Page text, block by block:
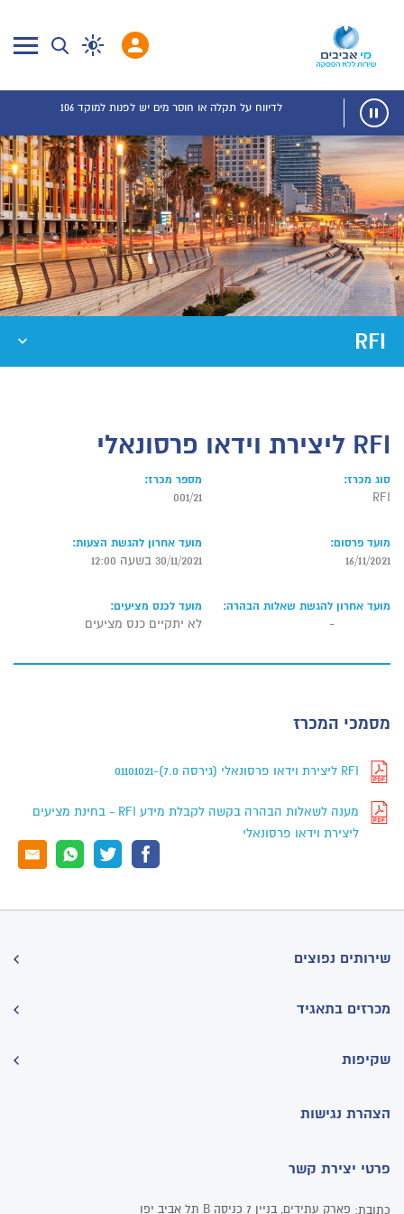
לדיווח על תקלה או חוסר מים יש לפנות למוקד 106
RFI
RFI ליצירת וידאו פרסונאלי
סוג מכרז:
RFI
מספר מכרז:
001/21
מועד פרסום:
16/11/2021
מועד אחרון להגשת הצעות:
30/11/2021 בשעה 12:00
מועד אחרון להגשת שאלות הבהרה:
-
מועד לכנס מציעים:
לא יתקיים כנס מציעים
מסמכי המכרז
RFI ליצירת וידאו פרסונאלי (גירסה 7.0)-01101021
מענה לשאלות הבהרה בקשה לקבלת מידע RFI - בחינת מציעים
ליצירת וידאו פרסונאלי
שירותים נפוצים
מכרזים בתאגיד
שקיפות
הצהרת נגישות
פרטי יצירת קשר
כתובת: פארק עתידים, בניין 7 כניסה B תל אביב יפו